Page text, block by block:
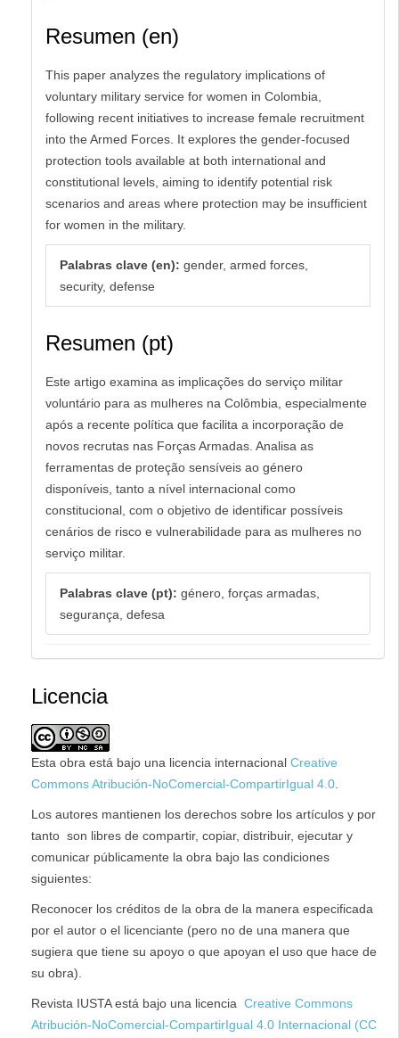
Resumen (en)
This paper analyzes the regulatory implications of
voluntary military service for women in Colombia,
following recent initiatives to increase female recruitment
into the Armed Forces. It explores the gender-focused
protection tools available at both international and
constitutional levels, aiming to identify potential risk
scenarios and areas where protection may be insufficient
for women in the military.
Palabras clave (en): gender, armed forces,
security, defense
Resumen (pt)
Este artigo examina as implicações do serviço militar
voluntário para as mulheres na Colômbia, especialmente
após a recente política que facilita a incorporação de
novos recrutas nas Forças Armadas. Analisa as
ferramentas de proteção sensíveis ao género
disponíveis, tanto a nível internacional como
constitucional, com o objetivo de identificar possíveis
cenários de risco e vulnerabilidade para as mulheres no
serviço militar.
Palabras clave (pt): género, forças armadas,
segurança, defesa
Licencia
Esta obra está bajo una licencia internacional Creative
Commons Atribución-NoComercial-CompartirIgual 4.0
Los autores mantienen los derechos sobre los artículos y por
tanto son libres de compartir, copiar, distribuir, ejecutar y
comunicar públicamente la obra bajo las condiciones
siguientes:
Reconocer los créditos de la obra de la manera especificada
por el autor o el licenciante (pero no de una manera que
sugiera que tiene su apoyo o que apoyan el uso que hace de
su obra).
Revista IUSTA está bajo una licencia Creative Commons
Atribución-NoComercial-CompartirIgual 4.0 Internacional (CC